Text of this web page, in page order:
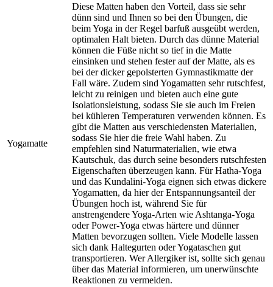
Yogamatte
Diese Matten haben den Vorteil, dass sie sehr
dünn sind und Ihnen so bei den Übungen, die
beim Yoga in der Regel barfuß ausgeübt werden,
optimalen Halt bieten. Durch das dünne Material
können die Füße nicht so tief in die Matte
einsinken und stehen fester auf der Matte, als es
bei der dicker gepolsterten Gymnastikmatte der
Fall wäre. Zudem sind Yogamatten sehr rutschfest,
leicht zu reinigen und bieten auch eine gute
Isolationsleistung, sodass Sie sie auch im Freien
bei kühleren Temperaturen verwenden können. Es
gibt die Matten aus verschiedensten Materialien,
sodass Sie hier die freie Wahl haben. Zu
empfehlen sind Naturmaterialien, wie etwa
Kautschuk, das durch seine besonders rutschfesten
Eigenschaften überzeugen kann. Für Hatha-Yoga
und das Kundalini-Yoga eignen sich etwas dickere
Yogamatten, da hier der Entspannungsanteil der
Übungen hoch ist, während Sie für
anstrengendere Yoga-Arten wie Ashtanga-Yoga
oder Power-Yoga etwas härtere und dünner
Matten bevorzugen sollten. Viele Modelle lassen
sich dank Haltegurten oder Yogataschen gut
transportieren. Wer Allergiker ist, sollte sich genau
über das Material informieren, um unerwünschte
Reaktionen zu vermeiden.